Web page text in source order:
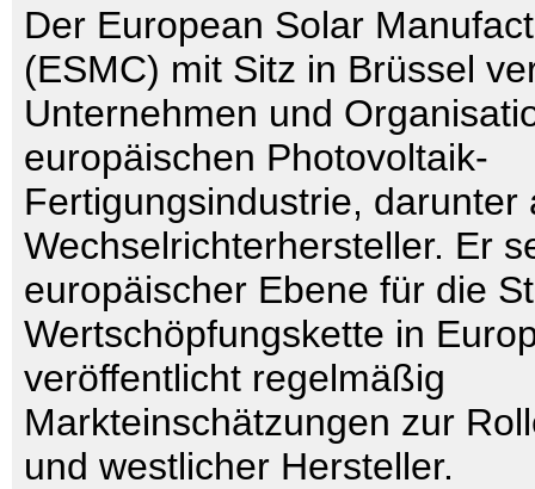
Der European Solar
(ESMC) mit Sitz in Brüssel
Unternehmen und
europäischen Photovoltaik-
Fertigungsindustrie, darunter
Wechselrichterhersteller. Er
europäischer Ebene für die
Wertschöpfungskette in
veröffentlicht regelmäßig
Markteinschätzungen zur
und westlicher Hersteller.